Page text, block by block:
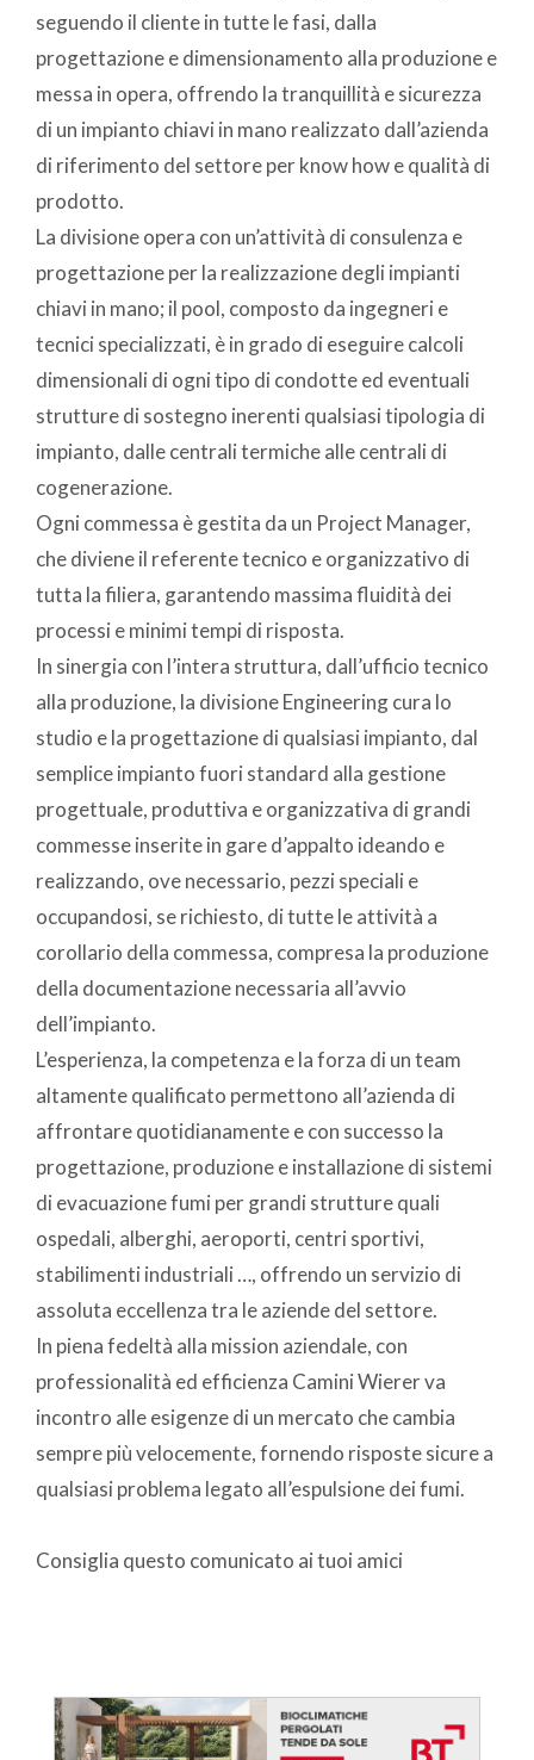
seguendo il cliente in tutte le fasi, dalla
progettazione e dimensionamento alla produzione e
messa in opera, offrendo la tranquillità e sicurezza
di un impianto chiavi in mano realizzato dall’azienda
di riferimento del settore per know how e qualità di
prodotto.
La divisione opera con un’attività di consulenza e
progettazione per la realizzazione degli impianti
chiavi in mano; il pool, composto da ingegneri e
tecnici specializzati, è in grado di eseguire calcoli
dimensionali di ogni tipo di condotte ed eventuali
strutture di sostegno inerenti qualsiasi tipologia di
impianto, dalle centrali termiche alle centrali di
cogenerazione.
Ogni commessa è gestita da un Project Manager,
che diviene il referente tecnico e organizzativo di
tutta la filiera, garantendo massima fluidità dei
processi e minimi tempi di risposta.
In sinergia con l’intera struttura, dall’ufficio tecnico
alla produzione, la divisione Engineering cura lo
studio e la progettazione di qualsiasi impianto, dal
semplice impianto fuori standard alla gestione
progettuale, produttiva e organizzativa di grandi
commesse inserite in gare d’appalto ideando e
realizzando, ove necessario, pezzi speciali e
occupandosi, se richiesto, di tutte le attività a
corollario della commessa, compresa la produzione
della documentazione necessaria all’avvio
dell’impianto.
L’esperienza, la competenza e la forza di un team
altamente qualificato permettono all’azienda di
affrontare quotidianamente e con successo la
progettazione, produzione e installazione di sistemi
di evacuazione fumi per grandi strutture quali
ospedali, alberghi, aeroporti, centri sportivi,
stabilimenti industriali …, offrendo un servizio di
assoluta eccellenza tra le aziende del settore.
In piena fedeltà alla mission aziendale, con
professionalità ed efficienza Camini Wierer va
incontro alle esigenze di un mercato che cambia
sempre più velocemente, fornendo risposte sicure a
qualsiasi problema legato all’espulsione dei fumi.
Consiglia questo comunicato ai tuoi amici